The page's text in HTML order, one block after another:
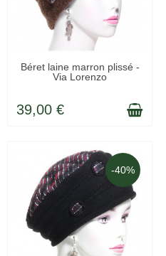
LIVRAISON 48H
Béret laine marron plissé -
Via Lorenzo
39,00 €
-40%